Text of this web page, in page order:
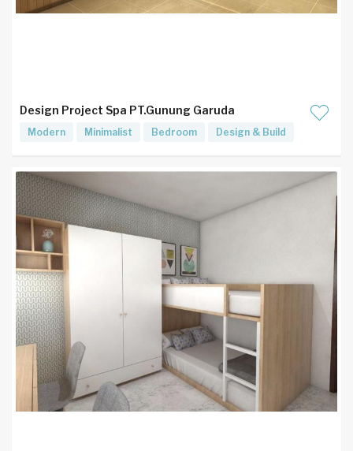
Design Project Spa PT.Gunung Garuda
Modern Minimalist Bedroom Design & Build